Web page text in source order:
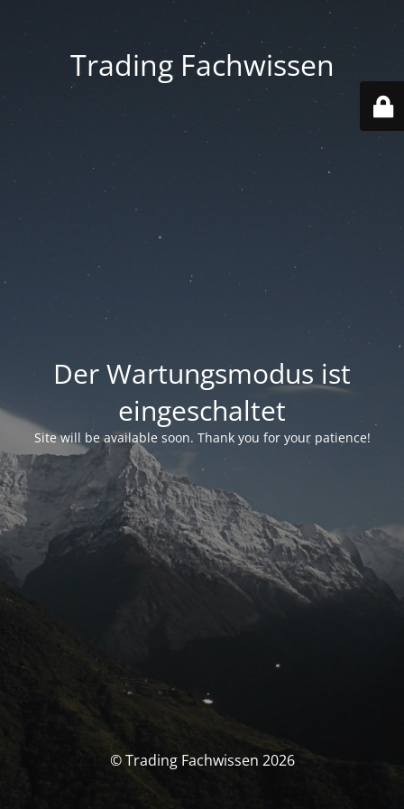
Trading Fachwissen
Der Wartungsmodus ist
eingeschaltet
Site will be available soon. Thank you for your patience!
© Trading Fachwissen 2026